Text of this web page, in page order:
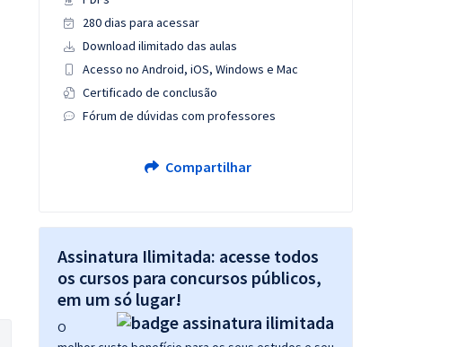
280 dias para acessar
Download ilimitado das aulas
Acesso no Android, iOS, Windows e Mac
Certificado de conclusão
Fórum de dúvidas com professores
Compartilhar
Assinatura Ilimitada: acesse todos
os cursos para concursos públicos,
em um só lugar!
O